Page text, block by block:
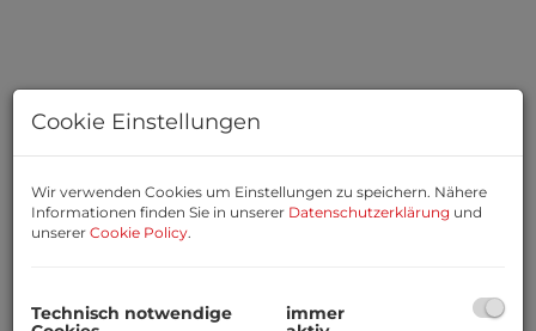
Basisdaten zur Immobilie
Miete (exkl. USt.)
Cookie Einstellungen
Wir verwenden Cookies um Einstellungen zu speichern. Nähere
Informationen finden Sie in unserer Datenschutzerklärung und
unserer Cookie Policy.
Technisch notwendige
immer